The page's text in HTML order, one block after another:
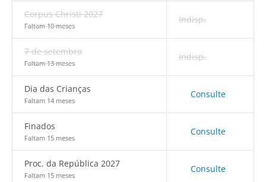
Corpus Christi 2027
Faltam 10 meses
Indisp.
7 de setembro
Faltam 13 meses
Indisp.
Dia das Crianças
Faltam 14 meses
Consulte
Finados
Faltam 15 meses
Consulte
Proc. da República 2027
Faltam 15 meses
Consulte